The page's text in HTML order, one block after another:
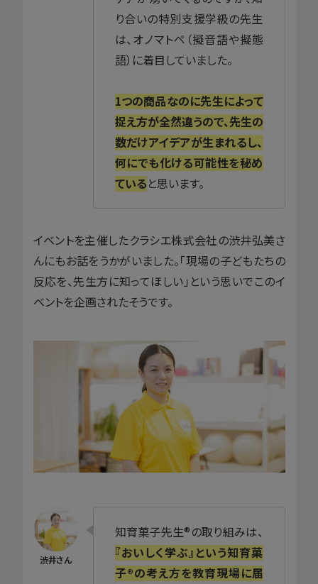
り合いの特別支援学級の先生
は、オノマトペ（擬音語や擬態
語）に着目していました。
1つの商品なのに先生によって
捉え方が全然違うので、先生の
数だけアイデアが生まれるし、
何にでも化ける可能性を秘め
ていると思います。
イベントを主催したクラシエ株式会社の渋井弘美さ
んにもお話をうかがいました。「現場の子どもたちの
反応を、先生方に知ってほしい」という思いでこのイ
ベントを企画されたそうです。
知育菓子先生®の取り組みは、
『おいしく学ぶ』という知育菓
子®の考え方を教育現場に届